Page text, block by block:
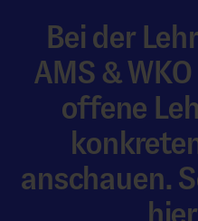
Bei der
AMS &
offene
anschauen.